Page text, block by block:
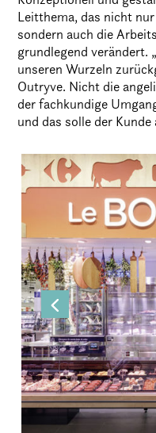
Leitthema, das nicht
sondern auch die
grundlegend verändert.
unseren Wurzeln
Outryve. Nicht die
der fachkundige
und das solle der Kunde